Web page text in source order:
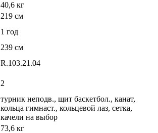
40,6 кг
219 см
1 год
239 см
R.103.21.04
2
турник неподв., щит баскетбол., канат,
кольца гимнаст., кольцевой лаз, сетка,
качели на выбор
73,6 кг